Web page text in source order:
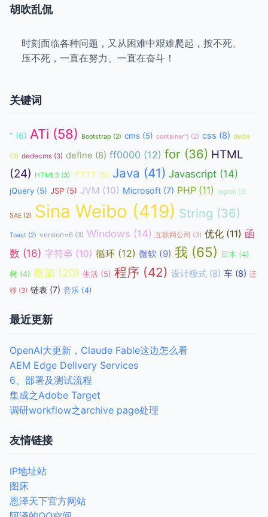
胡吹乱侃
时刻面临各种问题，又从困难中艰难爬起，按不死、
压不死，一直在努力、一直在奋斗！
关键词
" (6) ATi (58) Bootstrap (2) cms (5) container") (2) css (8) dede
(3) dedecms (3) define (8) ff0000 (12) for (36) HTML
(24) HTML5 (3) IFTTT (5) Java (41) Javascript (14)
jQuery (5) JSP (5) JVM (10) Microsoft (7) PHP (11) region (2)
SAE (2) Sina Weibo (419) String (36)
Toast (2) version=6 (3) Windows (14) 互联网公司 (3) 优化 (11) 函
数 (16) 字符串 (10) 循环 (12) 微软 (9) 我 (65) 日本 (4)
树 (4) 框架 (20) 生活 (5) 程序 (42) 设计模式 (8) 车 (8) 迁
移 (3) 链表 (7) 音乐 (4)
最近更新
OpenAI大更新，Claude Fable这边怎么看
AEM Edge Delivery Services
6、部署及测试流程
集成之Adobe Target
调研workflow之archive page处理
友情链接
IP地址站
图床
恩泽天下官方网站